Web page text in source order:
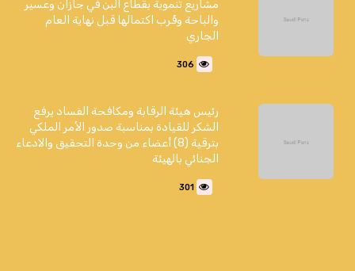
مشاريع تنموية بقطاع البن في جازان وعسير
والباحة وقُرب اكتمالها قبل نهاية العام
الجاري
306
رئيس هيئة الرقابة ومكافحة الفساد يرفع
الشكر للقيادة بمناسبة صدور الأمر الملكي
بترقية (8) أعضاء من وحدة التحقيق والادعاء
الجنائي بالهيئة
301